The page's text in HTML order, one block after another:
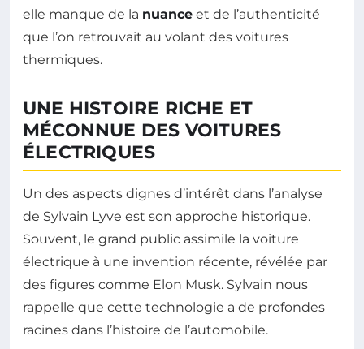
elle manque de la nuance et de l’authenticité
que l’on retrouvait au volant des voitures
thermiques.
UNE HISTOIRE RICHE ET
MÉCONNUE DES VOITURES
ÉLECTRIQUES
Un des aspects dignes d’intérêt dans l’analyse
de Sylvain Lyve est son approche historique.
Souvent, le grand public assimile la voiture
électrique à une invention récente, révélée par
des figures comme Elon Musk. Sylvain nous
rappelle que cette technologie a de profondes
racines dans l’histoire de l’automobile.